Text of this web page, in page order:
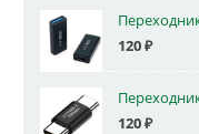
120₽
120₽